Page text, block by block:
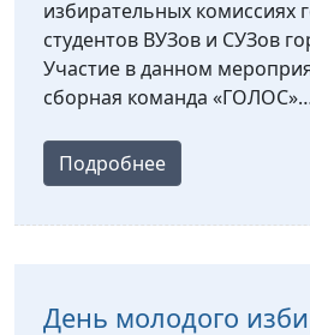
избирательных комиссиях
студентов ВУЗов и СУЗов
Участие в данном
сборная команда
Подробнее
День молодого